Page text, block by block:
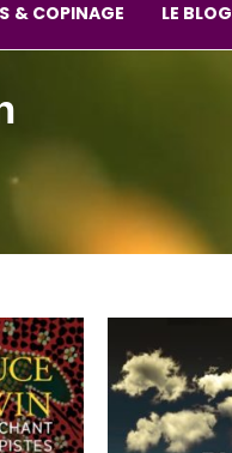
& COPINAGE LE BLOG